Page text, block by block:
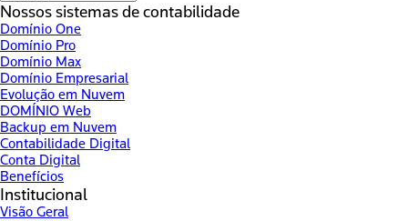
Nossos sistemas de contabilidade
Domínio One
Domínio Pro
Domínio Max
Domínio Empresarial
Evolução em Nuvem
DOMÍNIO Web
Backup em Nuvem
Contabilidade Digital
Conta Digital
Benefícios
Institucional
Visão Geral